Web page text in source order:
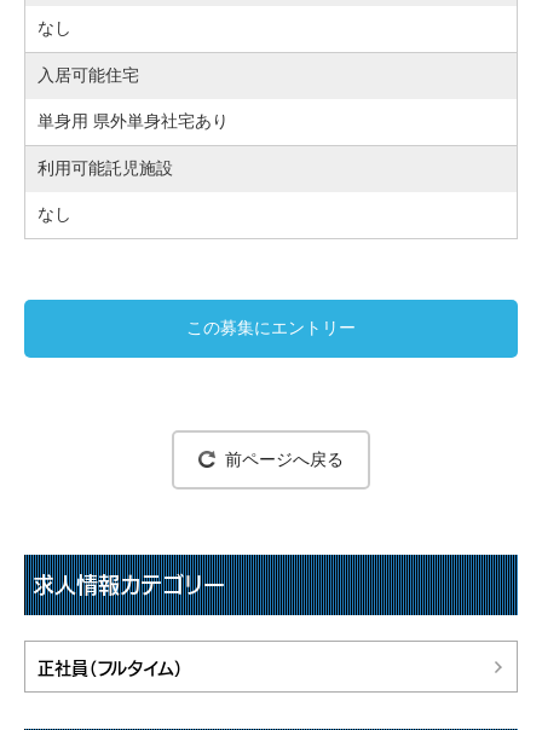
なし
入居可能住宅
単身用 県外単身社宅あり
利用可能託児施設
なし
この募集にエントリー
前ページへ戻る
求人情報カテゴリー
正社員（フルタイム）